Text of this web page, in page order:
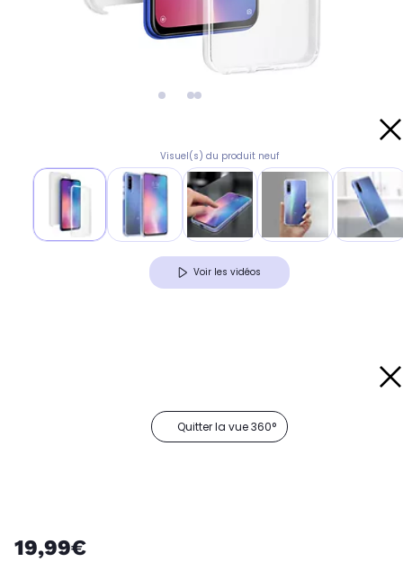
Visuel(s) du produit neuf
Voir les vidéos
Quitter la vue 360°
19,99€